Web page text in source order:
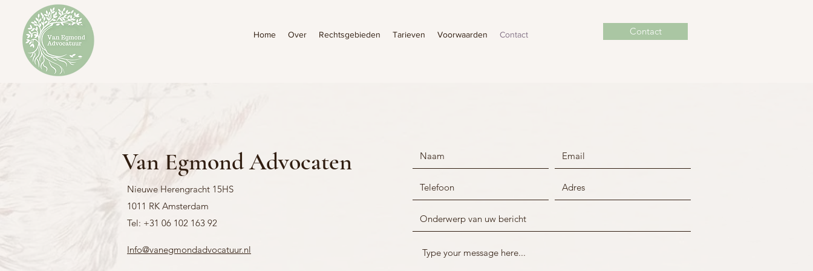
Home Over Rechtsgebieden Tarieven Voorwaarden Contact Contact
Van Egmond Advocaten
Nieuwe Herengracht 15HS
1011 RK Amsterdam
Tel: ​+31 06 102 163 92
Info@vanegmondadvocatuur.nl